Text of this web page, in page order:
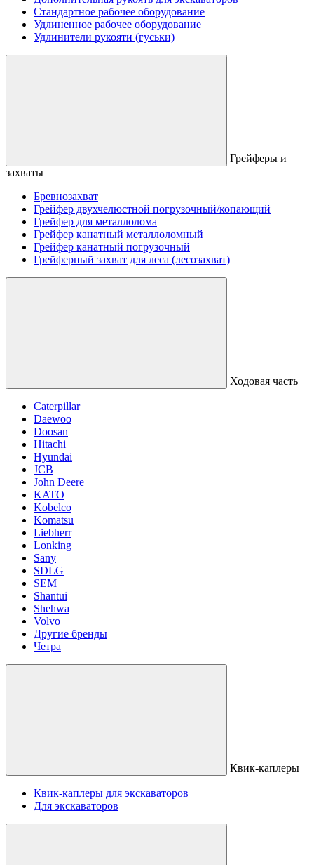
Стандартное рабочее оборудование
Удлиненное рабочее оборудование
Удлинители рукояти (гуськи)
Грейферы и
захваты
Бревнозахват
Грейфер двухчелюстной погрузочный/копающий
Грейфер для металлолома
Грейфер канатный металлоломный
Грейфер канатный погрузочный
Грейферный захват для леса (лесозахват)
Ходовая часть
Caterpillar
Daewoo
Doosan
Hitachi
Hyundai
JCB
John Deere
KATO
Kobelco
Komatsu
Liebherr
Lonking
Sany
SDLG
SEM
Shantui
Shehwa
Volvo
Другие бренды
Четра
Квик-каплеры
Квик-каплеры для экскаваторов
Для экскаваторов